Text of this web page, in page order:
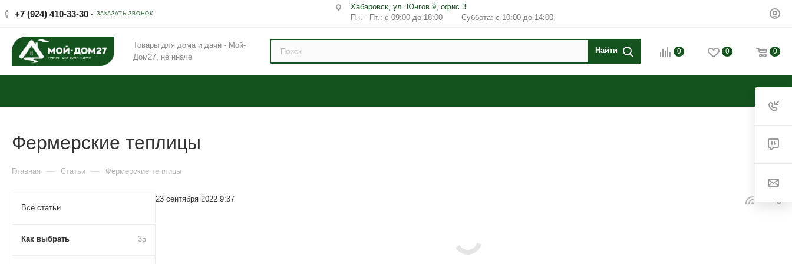
+7 (924) 410-33-30 ЗАКАЗАТЬ ЗВОНОК
Хабаровск, ул. Юнгов 9, офис 3
Пн. - Пт.: с 09:00 до 18:00 Суббота: с 10:00 до 14:00
Товары для дома и дачи - Мой-
Дом27, не иначе
0 0 0
Фермерские теплицы
Главная — Статьи — Фермерские теплицы
23 сентября 2022 9:37
Все статьи
Как выбрать 35